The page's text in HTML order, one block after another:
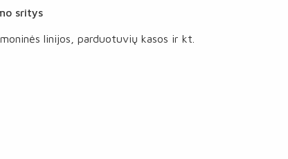
sritys
linijos, parduotuvių kasos ir kt.